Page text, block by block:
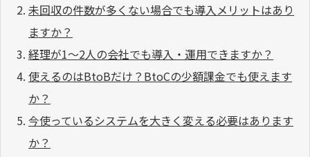
未回収の件数が多くない場合でも導入メリットはあり
ますか？
経理が1〜2人の会社でも導入・運用できますか？
使えるのはBtoBだけ？BtoCの少額課金でも使えます
か？
今使っているシステムを大きく変える必要はあります
か？